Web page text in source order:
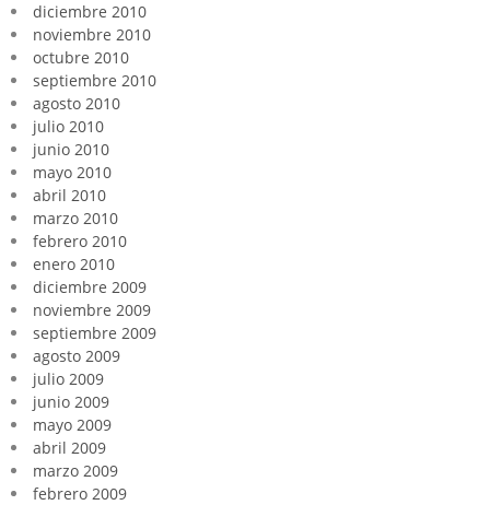
diciembre 2010
noviembre 2010
octubre 2010
septiembre 2010
agosto 2010
julio 2010
junio 2010
mayo 2010
abril 2010
marzo 2010
febrero 2010
enero 2010
diciembre 2009
noviembre 2009
septiembre 2009
agosto 2009
julio 2009
junio 2009
mayo 2009
abril 2009
marzo 2009
febrero 2009